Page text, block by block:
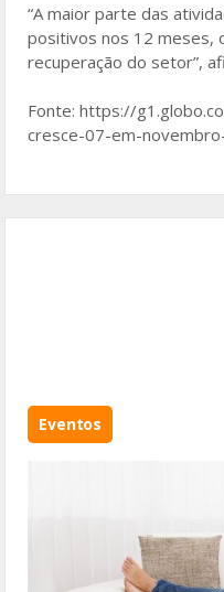
“A maior parte das
positivos nos 12 meses,
recuperação do setor”,
Fonte: https://
cresce-07-em-
Eventos